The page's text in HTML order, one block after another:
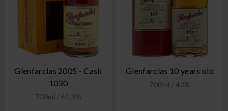
Glenfarclas 2005 - Cask
1030
700ml / 61,3%
Glenfarclas 10 years old
700ml / 40%